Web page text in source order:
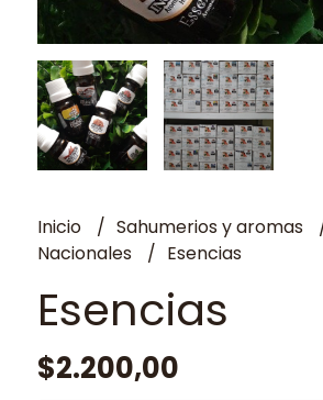
Inicio
Sahumerios y aromas
Nacionales
Esencias
Esencias
$2.200,00